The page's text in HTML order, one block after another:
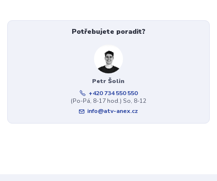
Potřebujete poradit?
Petr Šolin
+420 734 550 550
(Po-Pá, 8-17 hod.) So, 8-12
info@atv-anex.cz